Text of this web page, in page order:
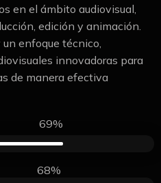
en el ámbito audiovisual,
edición y animación.
enfoque técnico,
innovadoras para
de manera efectiva